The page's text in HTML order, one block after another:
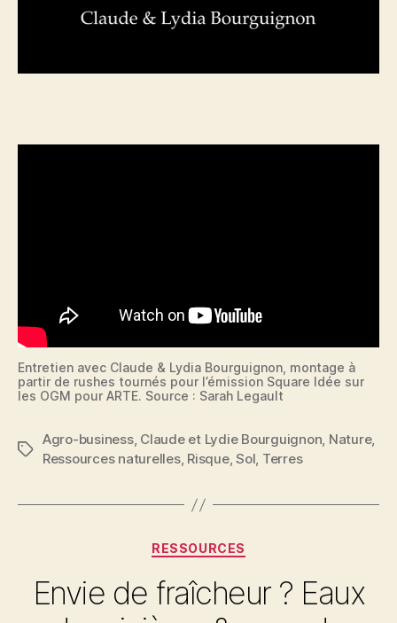
Entretien avec Claude & Lydia Bourguignon, montage à
partir de rushes tournés pour l’émission Square Idée sur
les OGM pour ARTE. Source : Sarah Legault
Étiquettes
Agro-business, Claude et Lydie Bourguignon, Nature,
Ressources naturelles, Risque,Sol, Terres
Catégories
RESSOURCES
Envie de fraîcheur ? Eaux